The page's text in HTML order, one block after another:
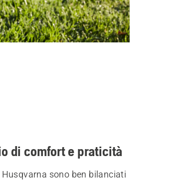
di comfort e praticità
sono ben bilanciati